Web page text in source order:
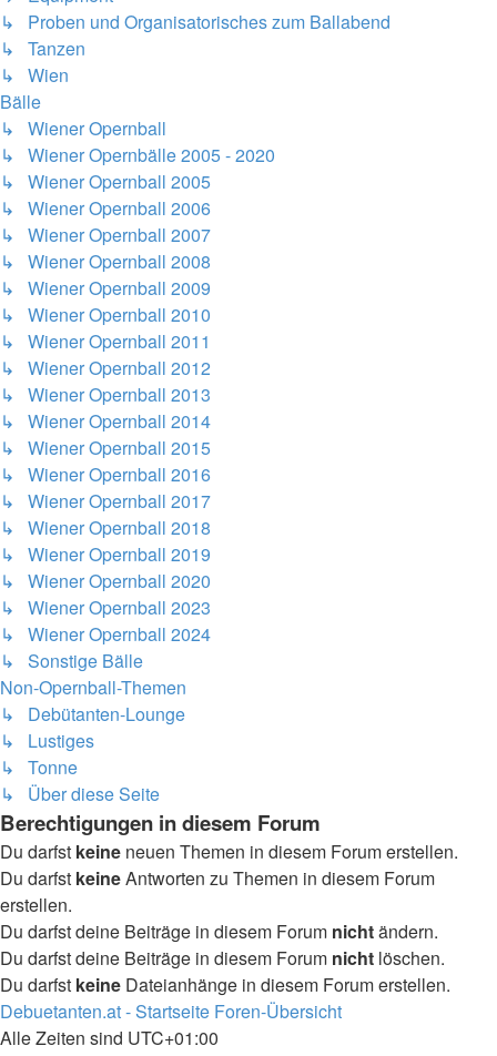
↳ Proben und Organisatorisches zum Ballabend
↳ Tanzen
↳ Wien
Bälle
↳ Wiener Opernball
↳ Wiener Opernbälle 2005 - 2020
↳ Wiener Opernball 2005
↳ Wiener Opernball 2006
↳ Wiener Opernball 2007
↳ Wiener Opernball 2008
↳ Wiener Opernball 2009
↳ Wiener Opernball 2010
↳ Wiener Opernball 2011
↳ Wiener Opernball 2012
↳ Wiener Opernball 2013
↳ Wiener Opernball 2014
↳ Wiener Opernball 2015
↳ Wiener Opernball 2016
↳ Wiener Opernball 2017
↳ Wiener Opernball 2018
↳ Wiener Opernball 2019
↳ Wiener Opernball 2020
↳ Wiener Opernball 2023
↳ Wiener Opernball 2024
↳ Sonstige Bälle
Non-Opernball-Themen
↳ Debütanten-Lounge
↳ Lustiges
↳ Tonne
↳ Über diese Seite
Berechtigungen in diesem Forum
Du darfst keine neuen Themen in diesem Forum erstellen.
Du darfst keineAntworten zu Themen in diesem Forum
erstellen.
Du darfst deine Beiträge in diesem Forum nichtändern.
Du darfst deine Beiträge in diesem Forum nicht löschen.
Du darfst keine Dateianhänge in diesem Forum erstellen.
Debuetanten.at - Startseite Foren-Übersicht
Alle Zeiten sind UTC+01:00